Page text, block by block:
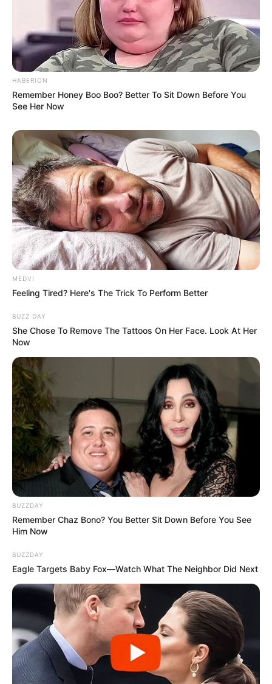
HABERION
Remember Honey Boo Boo? Better To Sit Down Before You
See Her Now
MEDVI
Feeling Tired? Here's The Trick To Perform Better
BUZZ DAY
She Chose To Remove The Tattoos On Her Face. Look At Her
Now
BUZZDAY
Remember Chaz Bono? You Better Sit Down Before You See
Him Now
BUZZDAY
Eagle Targets Baby Fox—Watch What The Neighbor Did Next